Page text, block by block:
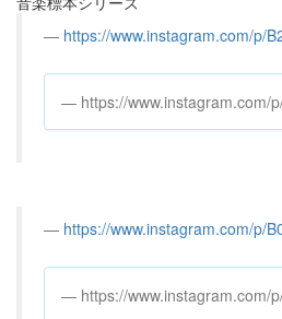
https://www.instagram.com/p/
https://www.instagram.com/
https://www.instagram.com/p/
https://www.instagram.com/